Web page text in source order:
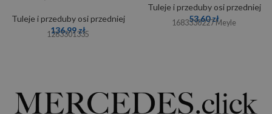
Tuleje i przeduby osi przedniej
136,99zł
1263301335
Tuleje i przeduby osi przedniej
53,60zł
1683330227 Meyle